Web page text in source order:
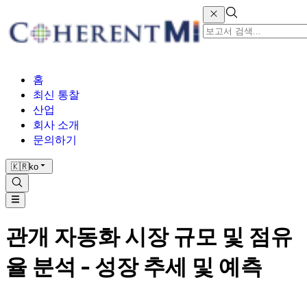
홈
최신 통찰
산업
회사 소개
문의하기
🇰🇷ko
관개 자동화 시장 규모 및 점유
율 분석 - 성장 추세 및 예측